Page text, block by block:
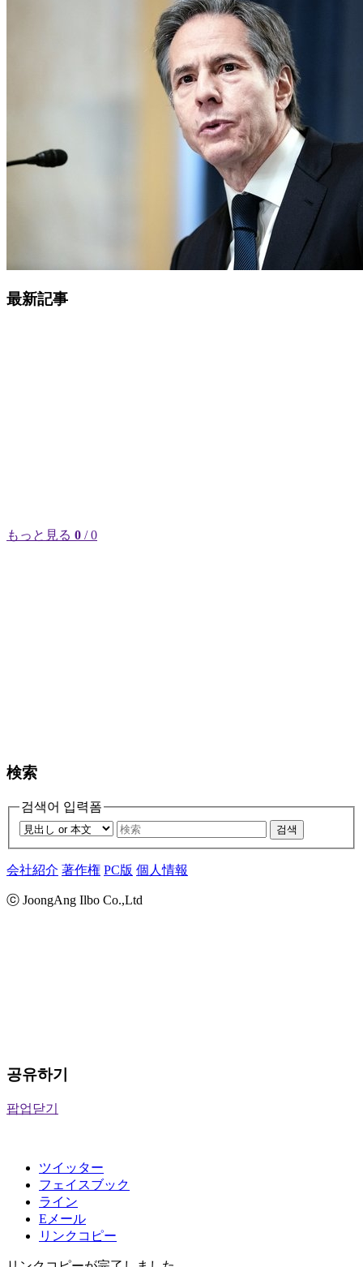
最新記事
もっと見る 0 / 0
検索
검색어 입력폼
검색
会社紹介 著作権 PC版 個人情報
ⓒ JoongAng Ilbo Co.,Ltd
공유하기
팝업닫기
ツイッター
フェイスブック
ライン
Eメール
リンクコピー